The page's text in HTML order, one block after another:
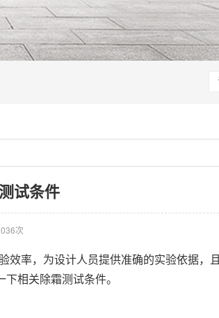
试条件
次
效率，为设计人员提供准确的实验依据，
相关除霜测试条件。